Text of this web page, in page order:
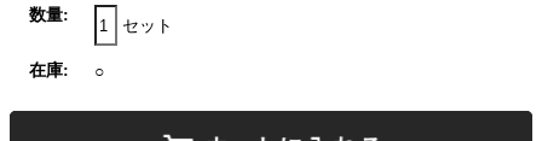
数量:
セット
在庫: ○